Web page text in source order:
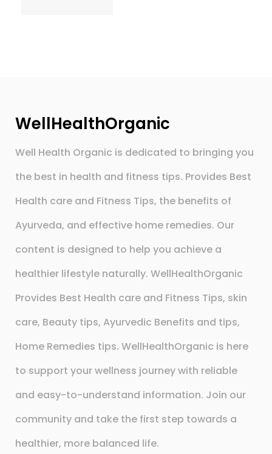
WellHealthOrganic
Well Health Organic is dedicated to bringing you
the best in health and fitness tips. Provides Best
Health care and Fitness Tips, the benefits of
Ayurveda, and effective home remedies. Our
content is designed to help you achieve a
healthier lifestyle naturally. WellHealthOrganic
Provides Best Health care and Fitness Tips, skin
care, Beauty tips, Ayurvedic Benefits and tips,
Home Remedies tips. WellHealthOrganic is here
to support your wellness journey with reliable
and easy-to-understand information. Join our
community and take the first step towards a
healthier, more balanced life.